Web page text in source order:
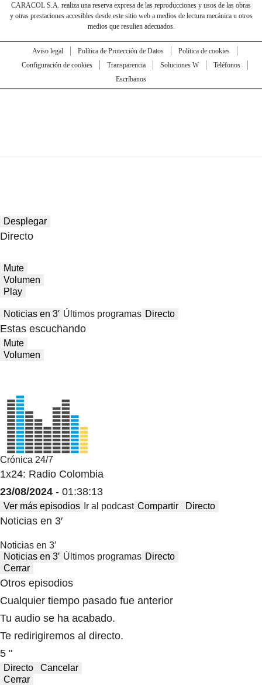
CARACOL S.A. realiza una reserva expresa de las reproducciones y usos de las obras
y otras prestaciones accesibles desde este sitio web a medios de lectura mecánica u otros
medios que resulten adecuados.
Aviso legal Política de Protección de Datos
Política de cookies
Configuración de cookies
Transparencia Soluciones W
Teléfonos
Escríbanos
Desplegar
Directo
Mute
Volumen
Play
Noticias en 3′ Últimos programas Directo
Estas escuchando
Mute
Volumen
Crónica 24/7
1x24: Radio Colombia
23/08/2024 - 01:38:13
Ver más episodios Ir al podcast Compartir Directo
Noticias en 3′
Noticias en 3′
Noticias en 3′ Últimos programas Directo
Cerrar
Otros episodios
Cualquier tiempo pasado fue anterior
Tu audio se ha acabado.
Te redirigiremos al directo.
5 "
Directo
Cancelar
Cerrar